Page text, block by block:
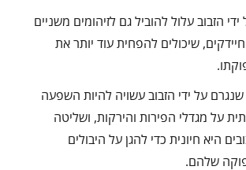
הזבוב עלול להוביל גם לזיהומים משניים
שיכולים להפחית עוד יותר את
על ידי הזבוב עשויה להיות השפעה
על מגדלי הפירות והירקות, ושליטה
היא חיונית כדי להגן על היבולים
שלהם.